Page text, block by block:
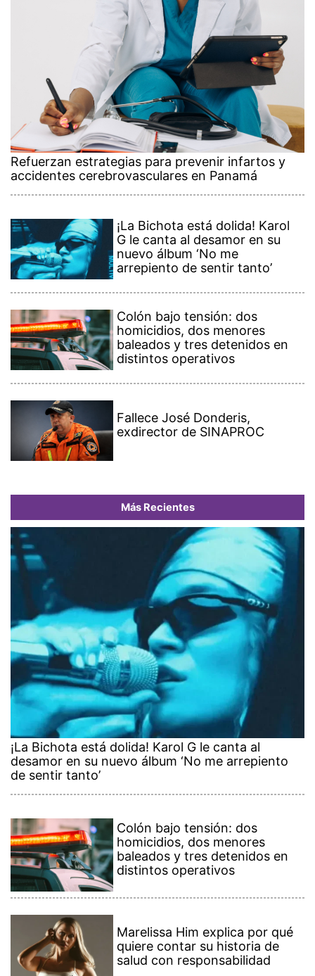
Refuerzan estrategias para prevenir infartos y
accidentes cerebrovasculares en Panamá
¡La Bichota está dolida! Karol
G le canta al desamor en su
nuevo álbum ‘No me
arrepiento de sentir tanto’
Colón bajo tensión: dos
homicidios, dos menores
baleados y tres detenidos en
distintos operativos
Fallece José Donderis,
exdirector de SINAPROC
Más Recientes
¡La Bichota está dolida! Karol G le canta al
desamor en su nuevo álbum ‘No me arrepiento
de sentir tanto’
Colón bajo tensión: dos
homicidios, dos menores
baleados y tres detenidos en
distintos operativos
Marelissa Him explica por qué
quiere contar su historia de
salud con responsabilidad